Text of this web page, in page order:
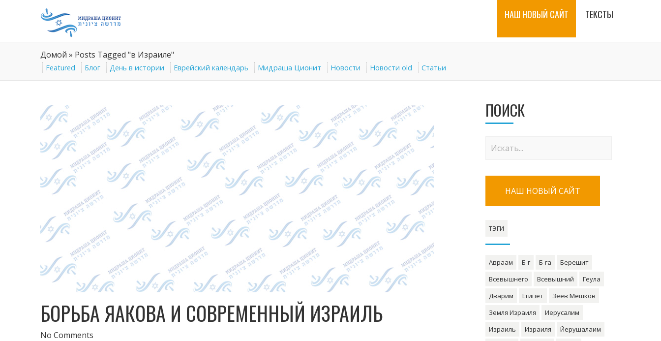
НАШ НОВЫЙ САЙТ ТЕКСТЫ
Домой » Posts Tagged "в Израиле"
Featured Блог День в истории Еврейский календарь Мидраша Ционит Новости Новости old Статьи
БОРЬБА ЯАКОВА И СОВРЕМЕННЫЙ ИЗРАИЛЬ
No Comments
ПОИСК
НАШ НОВЫЙ САЙТ
ТЭГИ
Авраам Б-г Б-га
Берешит
Всевышнего
Всевышний
Геула
Дварим
Египет
Зеев Мешков
Земля Израиля
Иерусалим
Израиль
Израиля
Йерушалаим